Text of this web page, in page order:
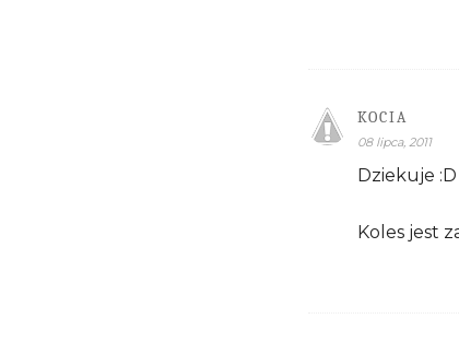
KOCIA
08 lipca, 2011
Dziekuje :D
Koles jest